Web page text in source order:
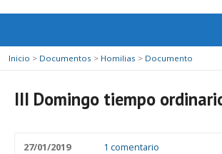
Inicio > Documentos > Homilias > Documento
III Domingo tiempo
27/01/2019 1 comentario